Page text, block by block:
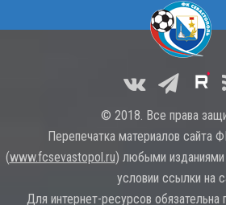
© 2018. Все права
Перепечатка материалов сайта
(www.fcsevastopol.ru) любыми изданиями
условии ссылки на
Для интернет-ресурсов обязательна